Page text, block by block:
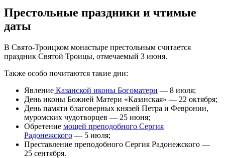
Престольные праздники и чтимые
даты
В Свято-Троицком монастыре престольным считается
праздник Святой Троицы, отмечаемый 3 июня.
Также особо почитаются такие дни:
Явление Казанской иконы Богоматери — 8 июля;
День иконы Божией Матери «Казанская» — 22 октября;
День памяти благоверных князей Петра и Февронии,
муромских чудотворцев — 25 июня;
Обретение мощей преподобного Сергия
Радонежского — 5 июля;
Преставление преподобного Сергия Радонежского —
25 сентября.